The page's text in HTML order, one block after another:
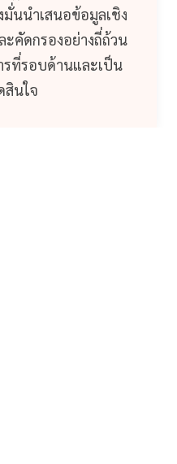
นนำเสนอข้อมูลเชิง
คัดกรองอย่างถี่ถ้วน
รที่รอบด้านและเป็น
สินใจ